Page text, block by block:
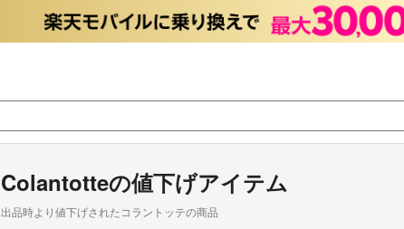
Colantotteの値下げアイテム
出品時より値下げされたコラントッテの商品